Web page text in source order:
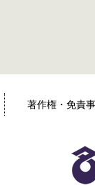
著作権・免責